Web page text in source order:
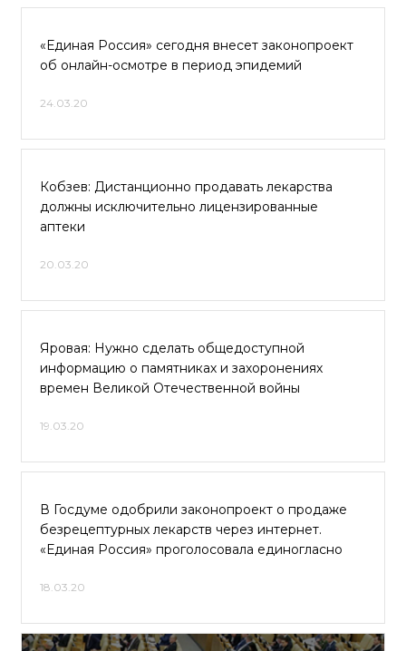
«Единая Россия» сегодня внесет законопроект
об онлайн-осмотре в период эпидемий
24.03.20
Кобзев: Дистанционно продавать лекарства
должны исключительно лицензированные
аптеки
20.03.20
Яровая: Нужно сделать общедоступной
информацию о памятниках и захоронениях
времен Великой Отечественной войны
19.03.20
В Госдуме одобрили законопроект о продаже
безрецептурных лекарств через интернет.
«Единая Россия» проголосовала единогласно
18.03.20